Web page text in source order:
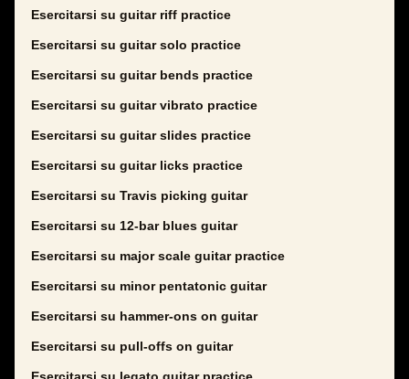
Esercitarsi su guitar riff practice
Esercitarsi su guitar solo practice
Esercitarsi su guitar bends practice
Esercitarsi su guitar vibrato practice
Esercitarsi su guitar slides practice
Esercitarsi su guitar licks practice
Esercitarsi su Travis picking guitar
Esercitarsi su 12-bar blues guitar
Esercitarsi su major scale guitar practice
Esercitarsi su minor pentatonic guitar
Esercitarsi su hammer-ons on guitar
Esercitarsi su pull-offs on guitar